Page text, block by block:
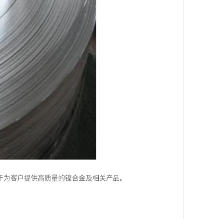
客户提供高质量的镍合金及相关产品。